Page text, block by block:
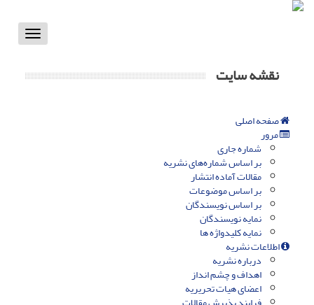
Toggle
نقشه سایت
صفحه اصلی
مرور
شماره جاری
بر اساس شماره‌های نشریه
مقالات آماده انتشار
بر اساس موضوعات
بر اساس نویسندگان
نمایه نویسندگان
نمایه کلیدواژه ها
اطلاعات نشریه
درباره نشریه
اهداف و چشم انداز
اعضای هیات تحریریه